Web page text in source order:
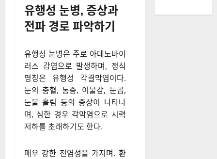
유행성 눈병, 증상과
전파 경로 파악하기
유행성 눈병은 주로 아데노바이
러스 감염으로 발생하며, 정식
명칭은 유행성 각결막염이다.
눈의 충혈, 통증, 이물감, 눈곱,
눈물 흘림 등의 증상이 나타나
며, 심한 경우 각막염으로 시력
저하를 초래하기도 한다.
매우 강한 전염성을 가지며, 환